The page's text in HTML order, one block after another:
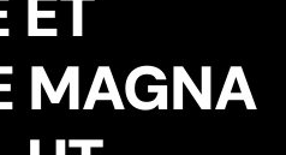
MAGNA